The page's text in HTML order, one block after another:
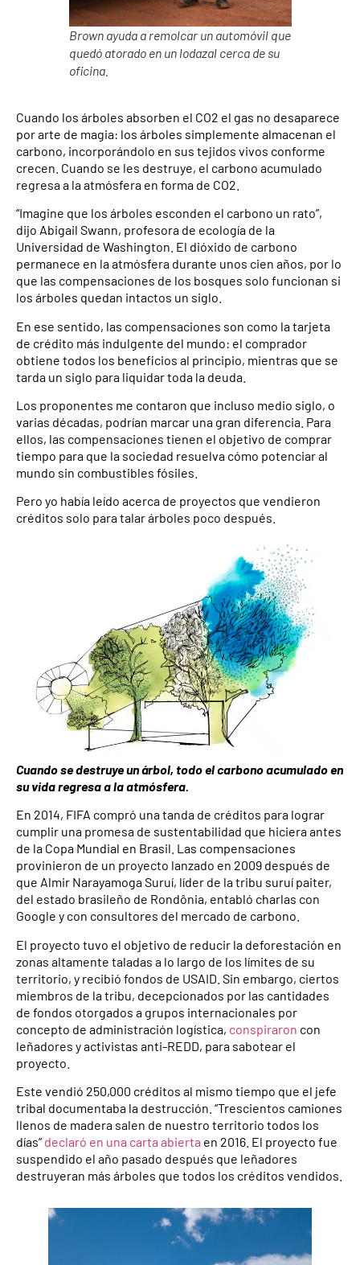
Brown ayuda a remolcar un automóvil que
quedó atorado en un lodazal cerca de su
oficina.
Cuando los árboles absorben el CO2 el gas no desaparece
por arte de magia: los árboles simplemente almacenan el
carbono, incorporándolo en sus tejidos vivos conforme
crecen. Cuando se les destruye, el carbono acumulado
regresa a la atmósfera en forma de CO2.
“Imagine que los árboles esconden el carbono un rato”,
dijo Abigail Swann, profesora de ecología de la
Universidad de Washington. El dióxido de carbono
permanece en la atmósfera durante unos cien años, por lo
que las compensaciones de los bosques solo funcionan si
los árboles quedan intactos un siglo.
En ese sentido, las compensaciones son como la tarjeta
de crédito más indulgente del mundo: el comprador
obtiene todos los beneficios al principio, mientras que se
tarda un siglo para liquidar toda la deuda.
Los proponentes me contaron que incluso medio siglo, o
varias décadas, podrían marcar una gran diferencia. Para
ellos, las compensaciones tienen el objetivo de comprar
tiempo para que la sociedad resuelva cómo potenciar al
mundo sin combustibles fósiles.
Pero yo había leído acerca de proyectos que vendieron
créditos solo para talar árboles poco después.
Cuando se destruye un árbol, todo el carbono acumulado en
su vida regresa a la atmósfera.
En 2014, FIFA compró una tanda de créditos para lograr
cumplir una promesa de sustentabilidad que hiciera antes
de la Copa Mundial en Brasil. Las compensaciones
provinieron de un proyecto lanzado en 2009 después de
que Almir Narayamoga Suruí, líder de la tribu suruí paiter,
del estado brasileño de Rondônia, entabló charlas con
Google y con consultores del mercado de carbono.
El proyecto tuvo el objetivo de reducir la deforestación en
zonas altamente taladas a lo largo de los límites de su
territorio, y recibió fondos de USAID. Sin embargo, ciertos
miembros de la tribu, decepcionados por las cantidades
de fondos otorgados a grupos internacionales por
concepto de administración logística, conspiraron con
leñadores y activistas anti-REDD, para sabotear el
proyecto.
Este vendió 250,000 créditos al mismo tiempo que el jefe
tribal documentaba la destrucción. “Trescientos camiones
llenos de madera salen de nuestro territorio todos los
días” declaró en una carta abierta en 2016. El proyecto fue
suspendido el año pasado después que leñadores
destruyeran más árboles que todos los créditos vendidos.